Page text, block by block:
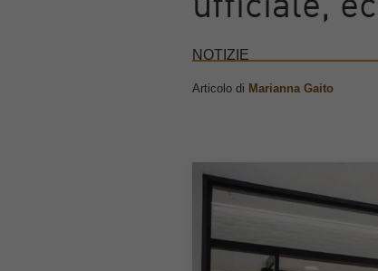
ufficiale,
NOTIZIE
Articolo di Marianna Gaito